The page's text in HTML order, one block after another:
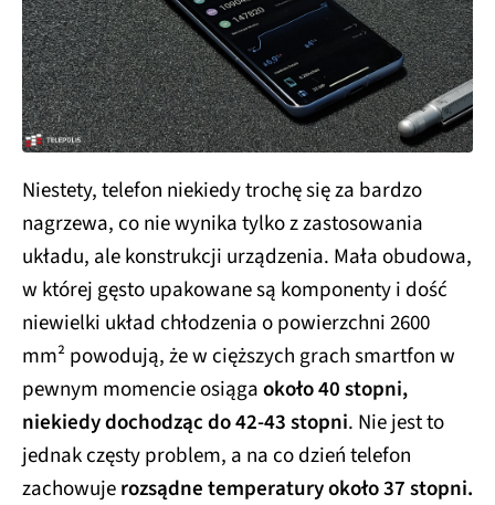
Niestety, telefon niekiedy trochę się za bardzo
nagrzewa, co nie wynika tylko z zastosowania
układu, ale konstrukcji urządzenia. Mała obudowa,
w której gęsto upakowane są komponenty i dość
niewielki układ chłodzenia o powierzchni 2600
mm² powodują, że w cięższych grach smartfon w
pewnym momencie osiągaokoło 40 stopni,
niekiedy dochodząc do 42-43 stopni. Nie jest to
jednak częsty problem, a na co dzień telefon
zachowujerozsądne temperatury około 37 stopni.